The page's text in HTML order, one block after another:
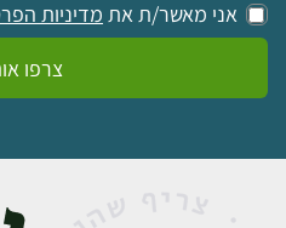
אני מאשר/ת את מדיניות
צרפו